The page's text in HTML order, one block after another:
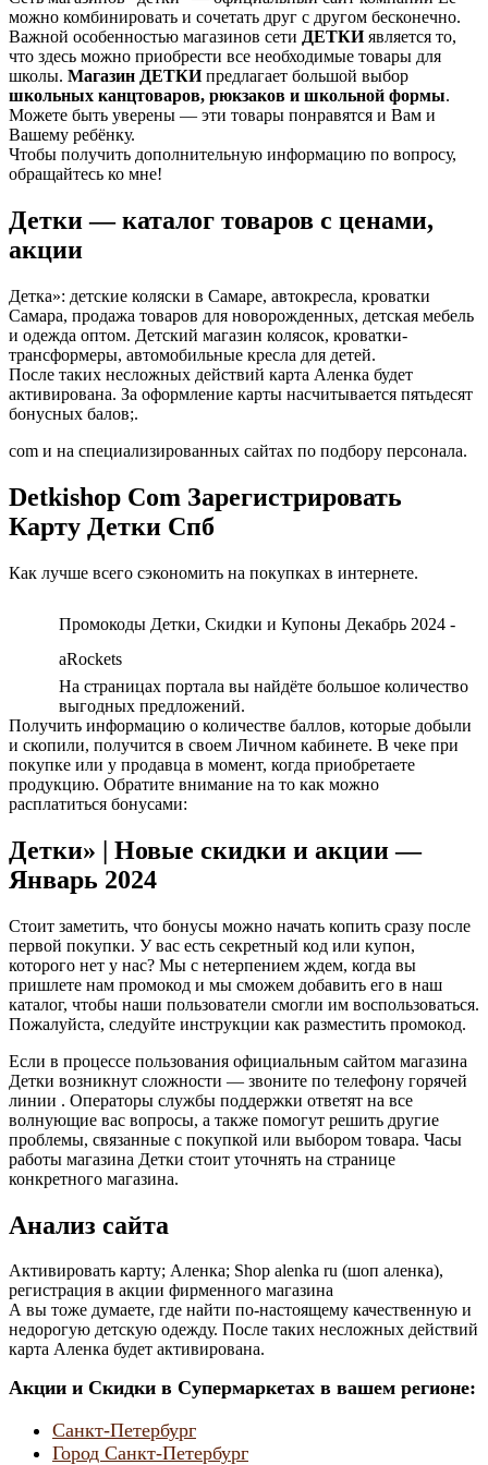
можно комбинировать и сочетать друг с другом бесконечно.
Важной особенностью магазинов сети ДЕТКИявляется то,
что здесь можно приобрести все необходимые товары для
школы. Магазин ДЕТКИпредлагает большой выбор
школьных канцтоваров, рюкзаков и школьной формы.
Можете быть уверены — эти товары понравятся и Вам и
Вашему ребёнку.
Чтобы получить дополнительную информацию по вопросу,
обращайтесь ко мне!
Детки — каталог товаров с ценами,
акции
Детка»: детские коляски в Самаре, автокресла, кроватки
Самара, продажа товаров для новорожденных, детская мебель
и одежда оптом. Детский магазин колясок, кроватки-
трансформеры, автомобильные кресла для детей.
После таких несложных действий карта Аленка будет
активирована. За оформление карты насчитывается пятьдесят
бонусных балов;.
com и на специализированных сайтах по подбору персонала.
Detkishop Com Зарегистрировать
Карту Детки Спб
Как лучше всего сэкономить на покупках в интернете.
Промокоды Детки, Скидки и Купоны Декабрь 2024 -
aRockets
На страницах портала вы найдёте большое количество
выгодных предложений.
Получить информацию о количестве баллов, которые добыли
и скопили, получится в своем Личном кабинете. В чеке при
покупке или у продавца в момент, когда приобретаете
продукцию. Обратите внимание на то как можно
расплатиться бонусами:
Детки» | Новые скидки и акции —
Январь 2024
Стоит заметить, что бонусы можно начать копить сразу после
первой покупки. У вас есть секретный код или купон,
которого нет у нас? Мы с нетерпением ждем, когда вы
пришлете нам промокод и мы сможем добавить его в наш
каталог, чтобы наши пользователи смогли им воспользоваться.
Пожалуйста, следуйте инструкции как разместить промокод.
Если в процессе пользования официальным сайтом магазина
Детки возникнут сложности — звоните по телефону горячей
линии . Операторы службы поддержки ответят на все
волнующие вас вопросы, а также помогут решить другие
проблемы, связанные с покупкой или выбором товара. Часы
работы магазина Детки стоит уточнять на странице
конкретного магазина.
Анализ сайта
Активировать карту; Аленка; Shop alenka ru (шоп аленка),
регистрация в акции фирменного магазина
А вы тоже думаете, где найти по-настоящему качественную и
недорогую детскую одежду. После таких несложных действий
карта Аленка будет активирована.
Акции и Скидки в Супермаркетах в вашем регионе:
Санкт-Петербург
Город Санкт-Петербург